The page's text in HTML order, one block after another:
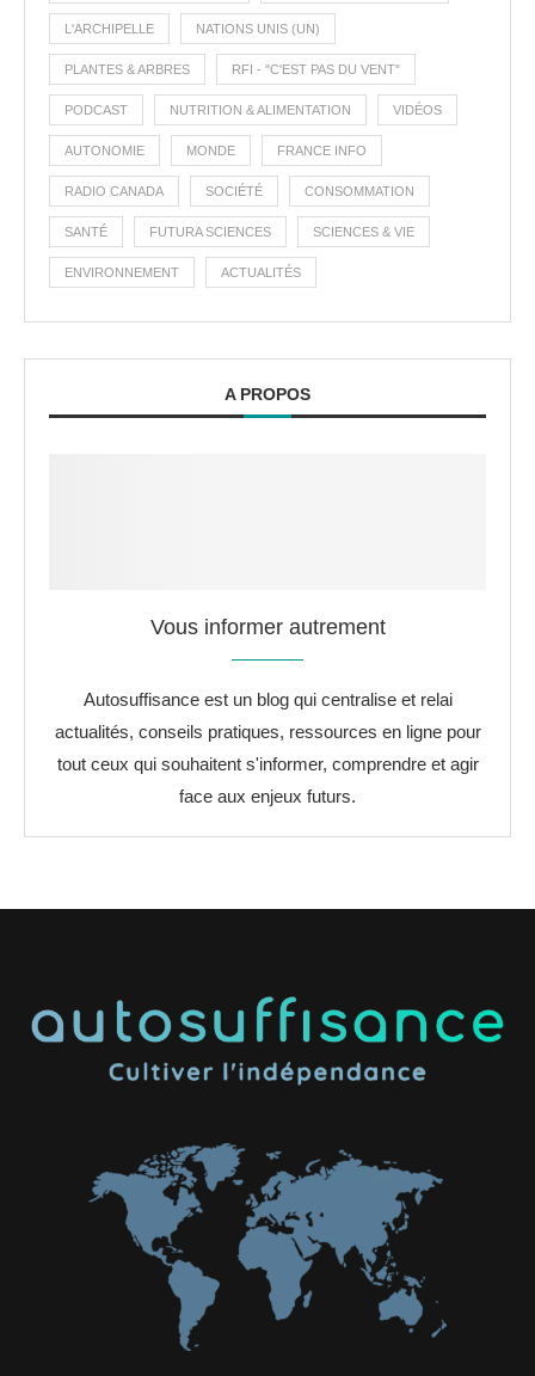
L'ARCHIPELLE NATIONS UNIS (UN)
PLANTES & ARBRES RFI - "C'EST PAS DU VENT"
PODCAST NUTRITION & ALIMENTATION VIDÉOS
AUTONOMIE MONDE FRANCE INFO
RADIO CANADA SOCIÉTÉ CONSOMMATION
SANTÉ FUTURA SCIENCES SCIENCES & VIE
ENVIRONNEMENT ACTUALITÉS
A PROPOS
Vous informer autrement
Autosuffisance est un blog qui centralise et relai
actualités, conseils pratiques, ressources en ligne pour
tout ceux qui souhaitent s'informer, comprendre et agir
face aux enjeux futurs.